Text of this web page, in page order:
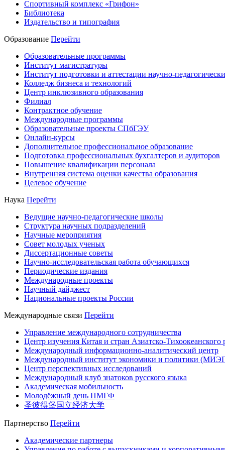
Спортивный комплекс «Грифон»
Библиотека
Издательство и типография
Образование Перейти
Образовательные программы
Институт магистратуры
Институт подготовки и аттестации научно-
Колледж бизнеса и технологий
Центр инклюзивного образования
Филиал
Контрактное обучение
Международные программы
Образовательные проекты СПбГЭУ
Онлайн-курсы
Дополнительное профессиональное образование
Подготовка профессиональных бухгалтеров и аудиторов
Повышение квалификации персонала
Внутренняя система оценки качества образования
Целевое обучение
Наука Перейти
Ведущие научно-педагогические школы
Структура научных подразделений
Научные мероприятия
Совет молодых ученых
Диссертационные советы
Научно-исследовательская работа обучающихся
Периодические издания
Международные проекты
Научный дайджест
Национальные проекты России
Международные связи Перейти
Управление международного сотрудничества
Центр изучения Китая и стран Азиатско-Тихоокеанского
Международный информационно-аналитический центр
Международный институт экономики и политики
Центр перспективных исследований
Международный клуб знатоков русского языка
Академическая мобильность
Молодёжный день ПМГФ
圣彼得堡国立经济大学
Партнерство Перейти
Академические партнеры